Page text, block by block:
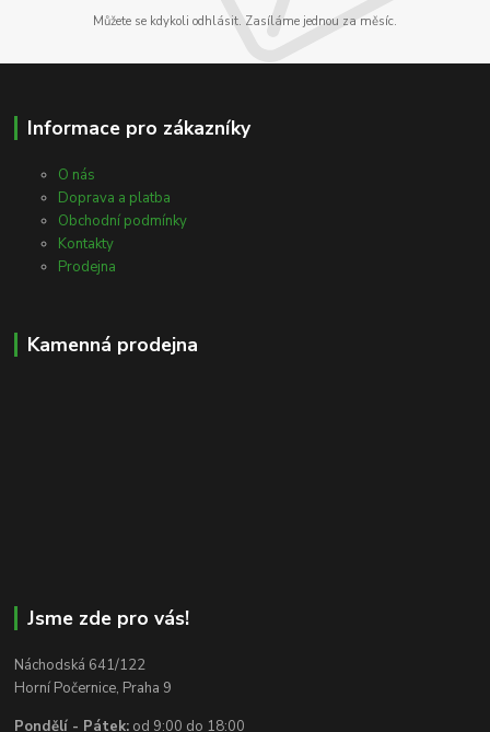
Můžete se kdykoli odhlásit. Zasíláme jednou za měsíc.
Informace pro zákazníky
O nás
Doprava a platba
Obchodní podmínky
Kontakty
Prodejna
Kamenná prodejna
Jsme zde pro vás!
Náchodská 641/122
Horní Počernice, Praha 9
Pondělí - Pátek: od 9:00 do 18:00